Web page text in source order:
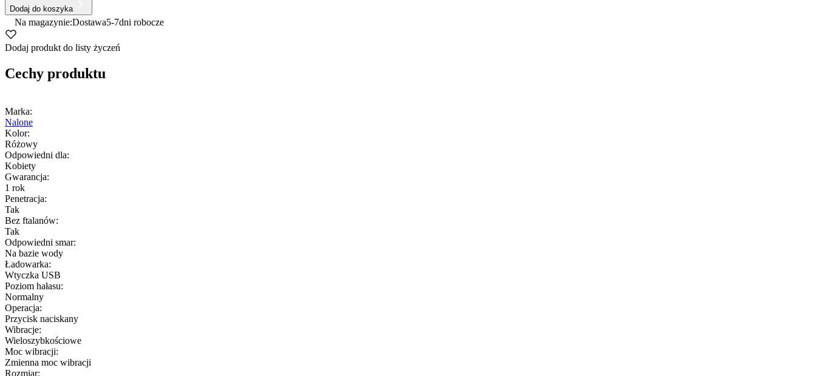
Dodaj do koszyka
Na magazynie:Dostawa5-7dni robocze
Dodaj produkt do listy życzeń
Cechy produktu
Marka:
Nalone
Kolor:
Różowy
Odpowiedni dla:
Kobiety
Gwarancja:
1 rok
Penetracja:
Tak
Bez ftalanów:
Tak
Odpowiedni smar:
Na bazie wody
Ładowarka:
Wtyczka USB
Poziom hałasu:
Normalny
Operacja:
Przycisk naciskany
Wibracje:
Wieloszybkościowe
Moc wibracji:
Zmienna moc wibracji
Rozmiar: